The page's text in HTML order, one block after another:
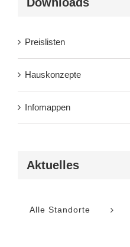
Preislisten
Hauskonzepte
Infomappen
Aktuelles
Alle Standorte